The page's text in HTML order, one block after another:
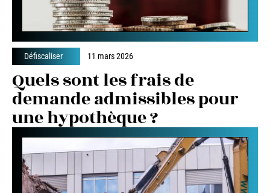
Défiscaliser 11 mars 2026
Quels sont les frais de
demande admissibles pour
une hypothèque ?